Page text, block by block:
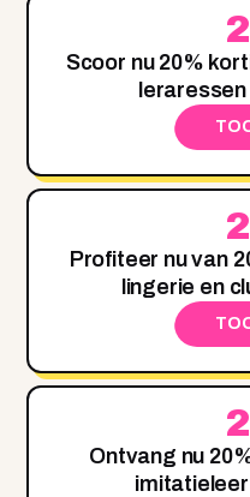
Scoor nu 20%
Profiteer nu van
lingerie en
Ontvang nu